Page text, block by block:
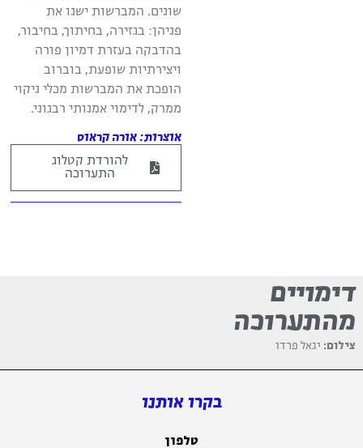
שונים. המברשות ישנו את
פניהן: בגזירה, בחיתוך, בחיבור,
בהדבקה בעזרת דמיון פורה
ויצירתיות שופעת, בוברוב
הופכת את המברשות מכלי ניקוי
ממרק, לדימוי אמנותי רבגוני.
אוצרות: אורה קראוס
להורדת קטלוג
התערוכה
דימויים
מהתערוכה
צילום: יגאל פרדו
בקרו אותנו
טלפון